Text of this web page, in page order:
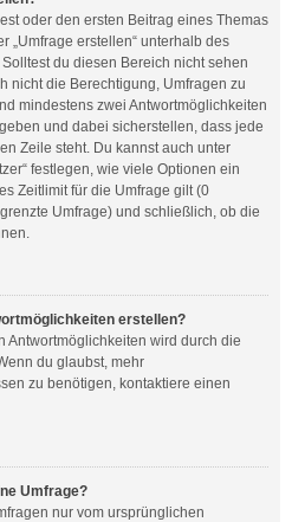
oder den ersten Beitrag eines Themas
„Umfrage erstellen“ unterhalb des
du diesen Bereich nicht sehen
nicht die Berechtigung, Umfragen zu
mindestens zwei Antwortmöglichkeiten
und dabei sicherstellen, dass jede
Zeile steht. Du kannst auch unter
festlegen, wie viele Optionen ein
Zeitlimit für die Umfrage gilt (0
Umfrage) und schließlich, ob die
erstellen?
Antwortmöglichkeiten wird durch die
du glaubst, mehr
zu benötigen, kontaktiere einen
Umfrage?
nur vom ursprünglichen